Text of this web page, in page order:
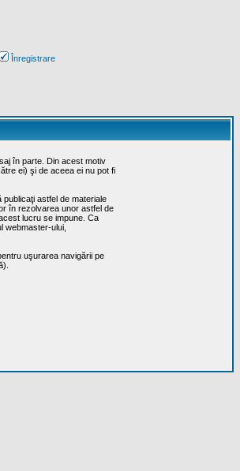
Înregistrare
în parte. Din acest motiv
ei) şi de aceea ei nu pot fi
astfel de materiale
în rezolvarea unor astfel de
lucru se impune. Ca
webmaster-ului,
uşurarea navigării pe